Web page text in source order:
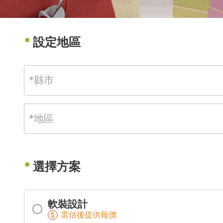
* 設定地區
* 選擇方案
軟裝設計
需估後提供報價